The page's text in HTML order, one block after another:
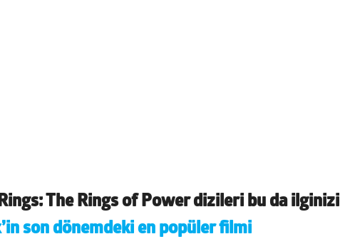
The Rings of Power dizileri bu da ilginizi
son dönemdeki en popüler filmi